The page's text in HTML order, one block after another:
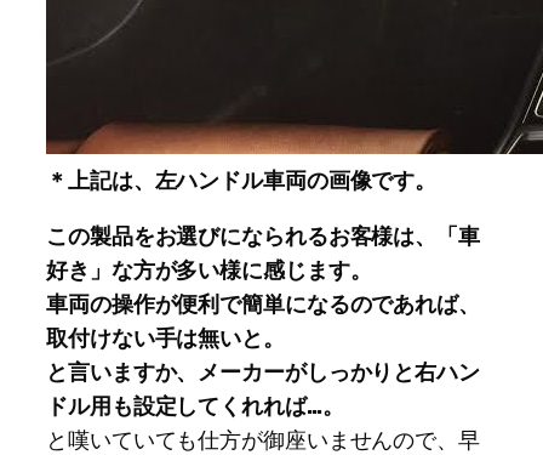
＊上記は、左ハンドル車両の画像です。
この製品をお選びになられるお客様は、「車
好き」な方が多い様に感じます。
車両の操作が便利で簡単になるのであれば、
取付けない手は無いと。
と言いますか、メーカーがしっかりと右ハン
ドル用も設定してくれれば…。
と嘆いていても仕方が御座いませんので、早